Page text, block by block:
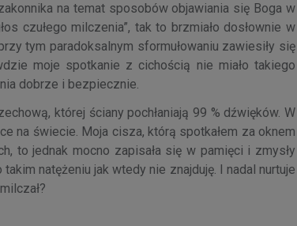
na temat sposobów objawiania się Boga w
czułego milczenia”, tak to brzmiało dosłownie w
tym paradoksalnym sformułowaniu zawiesiły się
moje spotkanie z cichością nie miało takiego
dobrze i bezpiecznie.
której ściany pochłaniają 99 % dźwięków. W
na świecie. Moja cisza, którą spotkałem za oknem
to jednak mocno zapisała się w pamięci i zmysły
natężeniu jak wtedy nie znajduję. I nadal nurtuje